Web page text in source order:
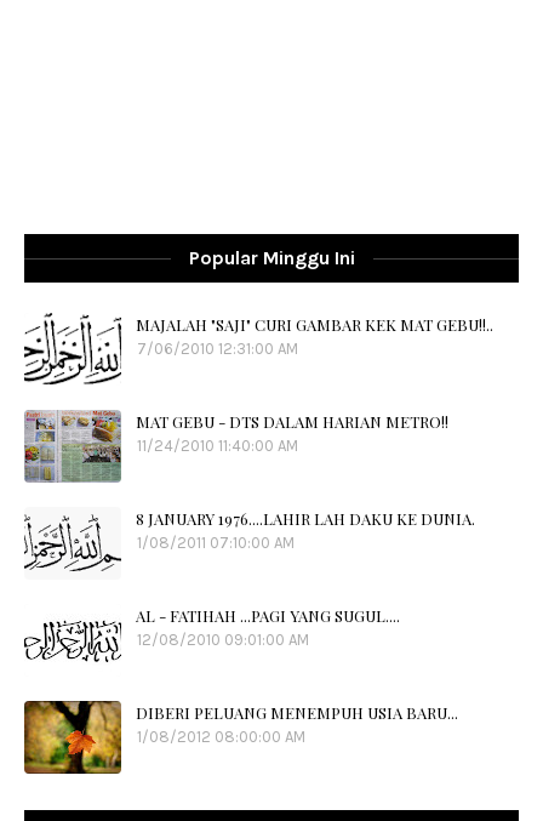
Popular Minggu Ini
MAJALAH "SAJI" CURI GAMBAR KEK MAT GEBU!!..
7/06/2010 12:31:00 AM
MAT GEBU - DTS DALAM HARIAN METRO!!
11/24/2010 11:40:00 AM
8 JANUARY 1976....LAHIR LAH DAKU KE DUNIA.
1/08/2011 07:10:00 AM
AL - FATIHAH ...PAGI YANG SUGUL....
12/08/2010 09:01:00 AM
DIBERI PELUANG MENEMPUH USIA BARU...
1/08/2012 08:00:00 AM